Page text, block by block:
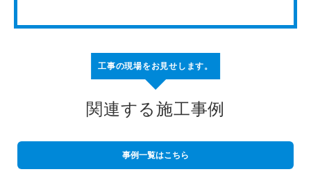
工事の現場をお見せします。
関連する施工事例
事例一覧はこちら